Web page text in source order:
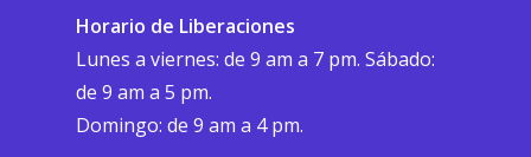
Horario de Liberaciones
Lunes a viernes: de 9 am a 7 pm. Sábado:
de 9 am a 5 pm.
Domingo: de 9 am a 4 pm.